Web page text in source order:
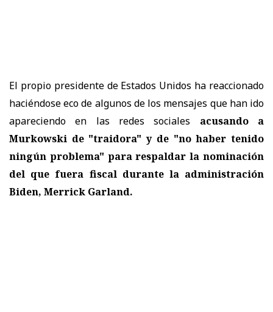
El propio presidente de Estados Unidos ha reaccionado
haciéndose eco de algunos de los mensajes que han ido
apareciendo en las redes sociales acusando a
Murkowski de "traidora" y de "no haber tenido
ningún problema" para respaldar la nominación
del que fuera fiscal durante la administración
Biden, Merrick Garland.